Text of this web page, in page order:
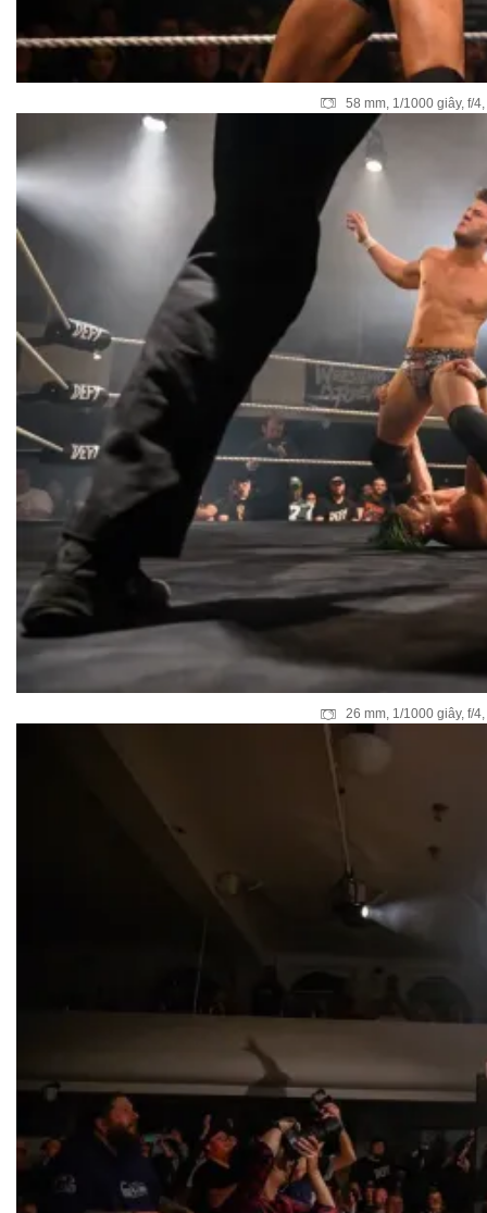
58 mm, 1/1000 giây, f/
26 mm, 1/1000 giây, f/